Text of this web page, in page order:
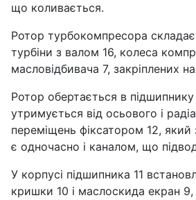
що коливається.
Ротор турбокомпресора
турбіни з валом 16, колеса
масловідбивача 7, закріплених
Ротор обертається в
утримується від осьового і
переміщень фіксатором 12, який
є одночасно і каналом, що
У корпусі підшипника 11
кришки 10 і маслоскида екран